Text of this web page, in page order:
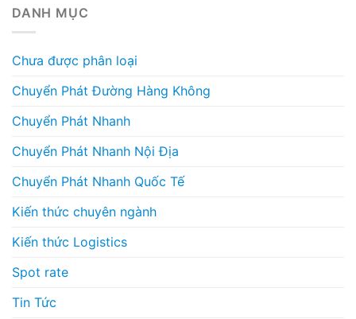
DANH MỤC
Chưa được phân loại
Chuyển Phát Đường Hàng Không
Chuyển Phát Nhanh
Chuyển Phát Nhanh Nội Địa
Chuyển Phát Nhanh Quốc Tế
Kiến thức chuyên ngành
Kiến thức Logistics
Spot rate
Tin Tức